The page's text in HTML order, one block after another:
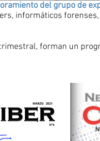
del grupo de
informáticos
forman un